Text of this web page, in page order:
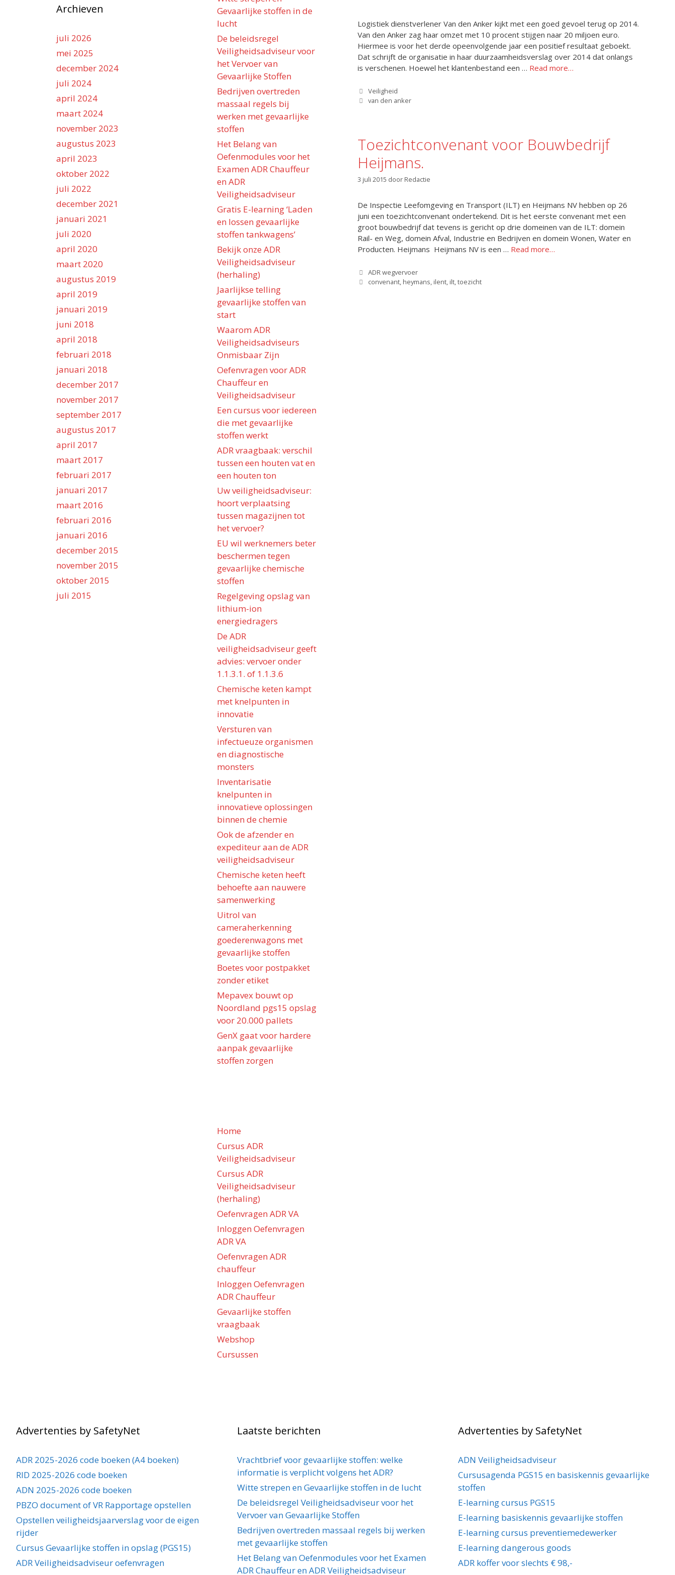
Logistiek dienstverlener Van den Anker kijkt met een goed gevoel terug op 2014.
Van den Anker zag haar omzet met 10 procent stijgen naar 20 miljoen euro.
Hiermee is voor het derde opeenvolgende jaar een positief resultaat geboekt.
Dat schrijft de organisatie in haar duurzaamheidsverslag over 2014 dat onlangs
is verschenen. Hoewel het klantenbestand een … Read more…
Categorieën
Veiligheid
Tags
van den anker
Toezichtconvenant voor Bouwbedrijf
Heijmans.
3 juli 2015 door Redactie
De Inspectie Leefomgeving en Transport (ILT) en Heijmans NV hebben op 26
juni een toezichtconvenant ondertekend. Dit is het eerste convenant met een
groot bouwbedrijf dat tevens is gericht op drie domeinen van de ILT: domein
Rail- en Weg, domein Afval, Industrie en Bedrijven en domein Wonen, Water en
Producten. Heijmans Heijmans NV is een … Read more…
Categorieën
ADR wegvervoer
Tags
convenant, heymans, ilent, ilt,toezicht
Archieven
juli 2026
mei 2025
december 2024
juli 2024
april 2024
maart 2024
november 2023
augustus 2023
april 2023
oktober 2022
juli 2022
december 2021
januari 2021
juli 2020
april 2020
maart 2020
augustus 2019
april 2019
januari 2019
juni 2018
april 2018
februari 2018
januari 2018
december 2017
november 2017
september 2017
augustus 2017
april 2017
maart 2017
februari 2017
januari 2017
maart 2016
februari 2016
januari 2016
december 2015
november 2015
oktober 2015
juli 2015
Gevaarlijke stoffen in de
lucht
De beleidsregel
Veiligheidsadviseur voor
het Vervoer van
Gevaarlijke Stoffen
Bedrijven overtreden
massaal regels bij
werken met gevaarlijke
stoffen
Het Belang van
Oefenmodules voor het
Examen ADR Chauffeur
en ADR
Veiligheidsadviseur
Gratis E-learning ‘Laden
en lossen gevaarlijke
stoffen tankwagens’
Bekijk onze ADR
Veiligheidsadviseur
(herhaling)
Jaarlijkse telling
gevaarlijke stoffen van
start
Waarom ADR
Veiligheidsadviseurs
Onmisbaar Zijn
Oefenvragen voor ADR
Chauffeur en
Veiligheidsadviseur
Een cursus voor iedereen
die met gevaarlijke
stoffen werkt
ADR vraagbaak: verschil
tussen een houten vat en
een houten ton
Uw veiligheidsadviseur:
hoort verplaatsing
tussen magazijnen tot
het vervoer?
EU wil werknemers beter
beschermen tegen
gevaarlijke chemische
stoffen
Regelgeving opslag van
lithium-ion
energiedragers
De ADR
veiligheidsadviseur geeft
advies: vervoer onder
1.1.3.1. of 1.1.3.6
Chemische keten kampt
met knelpunten in
innovatie
Versturen van
infectueuze organismen
en diagnostische
monsters
Inventarisatie
knelpunten in
innovatieve oplossingen
binnen de chemie
Ook de afzender en
expediteur aan de ADR
veiligheidsadviseur
Chemische keten heeft
behoefte aan nauwere
samenwerking
Uitrol van
cameraherkenning
goederenwagons met
gevaarlijke stoffen
Boetes voor postpakket
zonder etiket
Mepavex bouwt op
Noordland pgs15 opslag
voor 20.000 pallets
GenX gaat voor hardere
aanpak gevaarlijke
stoffen zorgen
Home
Cursus ADR
Veiligheidsadviseur
Cursus ADR
Veiligheidsadviseur
(herhaling)
Oefenvragen ADR VA
Inloggen Oefenvragen
ADR VA
Oefenvragen ADR
chauffeur
Inloggen Oefenvragen
ADR Chauffeur
Gevaarlijke stoffen
vraagbaak
Webshop
Cursussen
Advertenties by SafetyNet
ADR 2025-2026 code boeken (A4 boeken)
RID 2025-2026 code boeken
ADN 2025-2026 code boeken
PBZO document of VR Rapportage opstellen
Opstellen veiligheidsjaarverslag voor de eigen
rijder
Cursus Gevaarlijke stoffen in opslag (PGS15)
ADR Veiligheidsadviseur oefenvragen
Laatste berichten
Vrachtbrief voor gevaarlijke stoffen: welke
informatie is verplicht volgens het ADR?
Witte strepen en Gevaarlijke stoffen in de lucht
De beleidsregel Veiligheidsadviseur voor het
Vervoer van Gevaarlijke Stoffen
Bedrijven overtreden massaal regels bij werken
met gevaarlijke stoffen
Het Belang van Oefenmodules voor het Examen
ADR Chauffeur en ADR Veiligheidsadviseur
Advertenties by SafetyNet
ADN Veiligheidsadviseur
Cursusagenda PGS15 en basiskennis gevaarlijke
stoffen
E-learning cursus PGS15
E-learning basiskennis gevaarlijke stoffen
E-learning cursus preventiemedewerker
E-learning dangerous goods
ADR koffer voor slechts € 98,-